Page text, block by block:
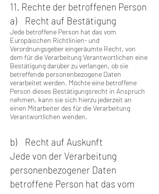
11. Rechte der betroffenen Person
a) Recht auf Bestätigung
Jede betroffene Person hat das vom
Europäischen Richtlinien- und
Verordnungsgeber eingeräumte Recht, von
dem für die Verarbeitung Verantwortlichen eine
Bestätigung darüber zu verlangen, ob sie
betreffende personenbezogene Daten
verarbeitet werden. Möchte eine betroffene
Person dieses Bestätigungsrecht in Anspruch
nehmen, kann sie sich hierzu jederzeit an
einen Mitarbeiter des für die Verarbeitung
Verantwortlichen wenden.
b) Recht auf Auskunft
Jede von der Verarbeitung
personenbezogener Daten
betroffene Person hat das vom